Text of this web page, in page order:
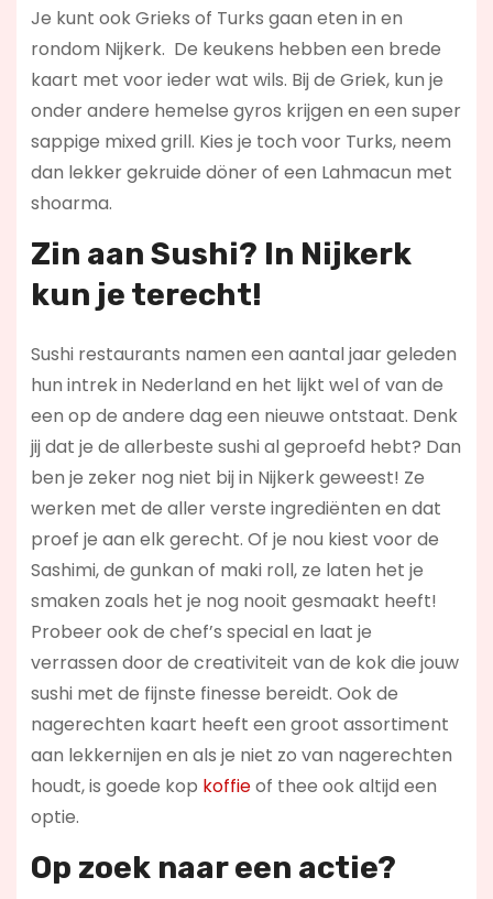
Je kunt ook Grieks of Turks gaan eten in en
rondom Nijkerk. De keukens hebben een brede
kaart met voor ieder wat wils. Bij de Griek, kun je
onder andere hemelse gyros krijgen en een super
sappige mixed grill. Kies je toch voor Turks, neem
dan lekker gekruide döner of een Lahmacun met
shoarma.
Zin aan Sushi? In Nijkerk
kun je terecht!
Sushi restaurants namen een aantal jaar geleden
hun intrek in Nederland en het lijkt wel of van de
een op de andere dag een nieuwe ontstaat. Denk
jij dat je de allerbeste sushi al geproefd hebt? Dan
ben je zeker nog niet bij in Nijkerk geweest! Ze
werken met de aller verste ingrediënten en dat
proef je aan elk gerecht. Of je nou kiest voor de
Sashimi, de gunkan of maki roll, ze laten het je
smaken zoals het je nog nooit gesmaakt heeft!
Probeer ook de chef’s special en laat je
verrassen door de creativiteit van de kok die jouw
sushi met de fijnste finesse bereidt. Ook de
nagerechten kaart heeft een groot assortiment
aan lekkernijen en als je niet zo van nagerechten
houdt, is goede kop koffieof thee ook altijd een
optie.
Op zoek naar een actie?